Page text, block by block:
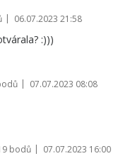
| 06.07.2023 21:58
:)))
| 07.07.2023 08:08
bodů | 07.07.2023 16:00